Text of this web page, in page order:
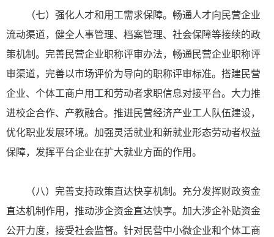
（七）强化人才和用工需求保障。畅通人才向民营企业
流动渠道，健全人事管理、档案管理、社会保障等接续的政
策机制。完善民营企业职称评审办法，畅通民营企业职称评
审渠道，完善以市场评价为导向的职称评审标准。搭建民营
企业、个体工商户用工和劳动者求职信息对接平台。大力推
进校企合作、产教融合。推进民营经济产业工人队伍建设，
优化职业发展环境。加强灵活就业和新就业形态劳动者权益
保障，发挥平台企业在扩大就业方面的作用。
（八）完善支持政策直达快享机制。充分发挥财政资金
直达机制作用，推动涉企资金直达快享。加大涉企补贴资金
公开力度，接受社会监督。针对民营中小微企业和个体工商